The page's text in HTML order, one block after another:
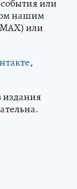
или
нашим
или
,
издания